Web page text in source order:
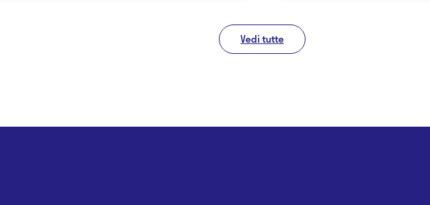
Vedi tutte